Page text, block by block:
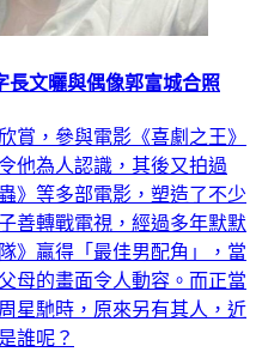
長文曬與偶像郭富城合照
賞，參與電影《喜劇之王》
他為人認識，其後又拍過
》等多部電影，塑造了不少
善轉戰電視，經過多年默默
》贏得「最佳男配角」，當
母的畫面令人動容。而正當
星馳時，原來另有其人，近
誰呢？